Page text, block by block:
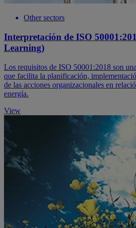
Other sectors
Interpretación de ISO
Learning)
Los requisitos de ISO 50001:2018 son
que facilita la planificación,
de las acciones organizacionales en
energía.
View